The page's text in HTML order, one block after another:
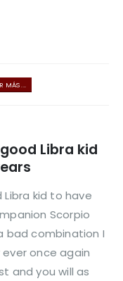
MÁS ...
Libra kid
Libra kid to have
Scorpio
bad combination I
once again
and you will as